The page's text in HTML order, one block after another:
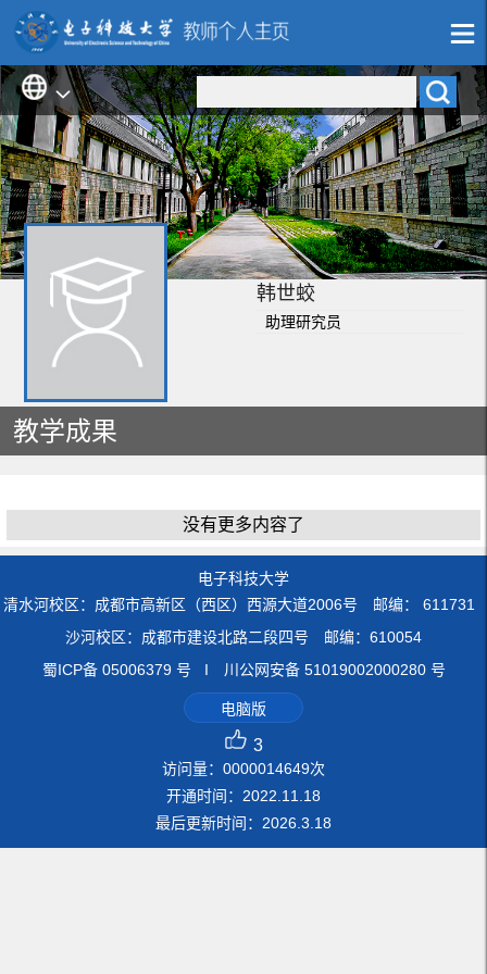
韩世蛟
助理研究员
教学成果
没有更多内容了
电子科技大学
清水河校区：成都市高新区（西区）西源大道2006号 邮编： 611731
沙河校区：成都市建设北路二段四号 邮编：610054
蜀ICP备 05006379 号 I 川公网安备 51019002000280 号
电脑版
3
访问量： 0000014649次
开通时间： 2022 11 18
最后更新时间： 2026 3 18